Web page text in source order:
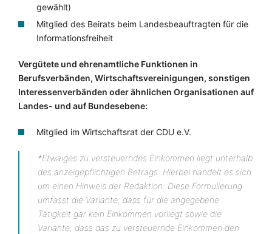
gewählt)
Mitglied des Beirats beim Landesbeauftragten für die
Informationsfreiheit
Vergütete und ehrenamtliche Funktionen in
Berufsverbänden, Wirtschaftsvereinigungen, sonstigen
Interessenverbänden oder ähnlichen Organisationen auf
Landes- und auf Bundesebene:
Mitglied im Wirtschaftsrat der CDU e.V.
*Etwaiges zu versteuerndes Einkommen liegt unterhalb
des anzeigepflichtigen Betrags. Hierbei handelt es sich
um einen Hinweis der Redaktion: Diese Formulierung
umfasst die Variante, dass für die angegebene
Tätigkeit gar kein Einkommen vorliegt sowie die
Variante, dass das zu versteuernde Einkommen den